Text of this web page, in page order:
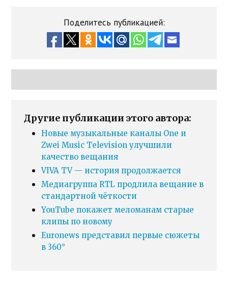
Поделитесь публикацией:
Другие публикации этого автора:
Новые музыкальные каналы One и
Zwei Music Television улучшили
качество вещания
VIVA TV — история продолжается
Медиагруппа RTL продлила вещание в
стандартной чёткости
YouTube покажет меломанам старые
клипы по новому
Euronews представил первые сюжеты
в 360°